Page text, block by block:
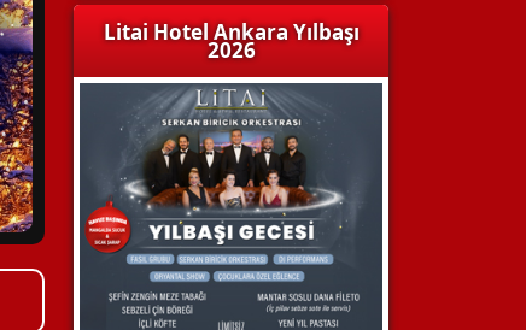
Litai Hotel Ankara Yılbaşı
2026